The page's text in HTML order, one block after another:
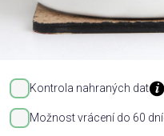
Oblečení
Přihlášení
Kontrola nahraných dat
Možnost vrácení do 60 dní